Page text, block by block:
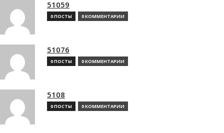
51059
0 ПОСТЫ 0 КОММЕНТАРИИ
51076
0 ПОСТЫ 0 КОММЕНТАРИИ
5108
0 ПОСТЫ 0 КОММЕНТАРИИ